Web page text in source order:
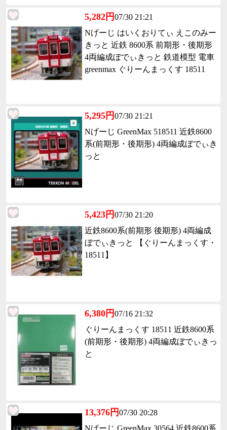
5,282円07/30 21:21
Nげーじ はいくおりてぃ えこのみー
きっと 近鉄 8600系 前期形・後期形
4両編成ぼでぃきっと 鉄道模型 電車
greenmax ぐりーんまっくす 18511
5,295円07/30 21:21
Nげーじ GreenMax 518511 近鉄8600
系(前期形・後期形) 4両編成ぼでぃき
っと
5,423円07/30 21:20
近鉄8600系(前期形 後期形) 4両編成
ぼでぃきっと 【ぐりーんまっくす・
18511】
6,380円07/16 21:32
ぐりーんまっくす 18511 近鉄8600系
(前期形・後期形) 4両編成ぼでぃきっ
と
13,376円07/30 20:28
Nげーじ GreenMax 30564 近鉄8600系